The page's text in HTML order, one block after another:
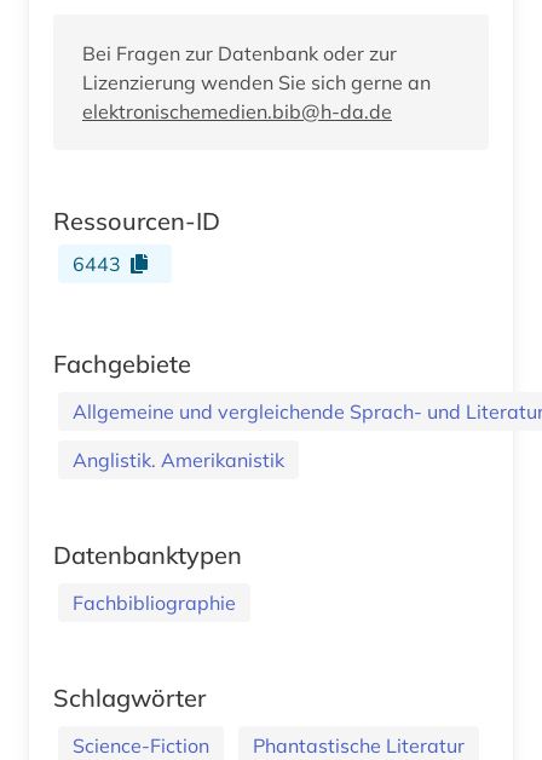
Bei Fragen zur Datenbank oder zur
Lizenzierung wenden Sie sich gerne an
elektronischemedien.bib@h-da.de
Ressourcen-ID
6443
Fachgebiete
Allgemeine und vergleichende Sprach- und
Anglistik. Amerikanistik
Datenbanktypen
Fachbibliographie
Schlagwörter
Science-Fiction
Phantastische Literatur